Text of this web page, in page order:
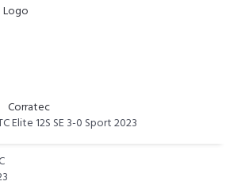
Corratec
Elite 12S SE 3-0 Sport 2023